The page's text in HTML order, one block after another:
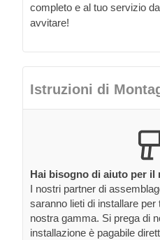
completo e al tuo servizio
avvitare!
Istruzioni di
Hai bisogno di aiuto per il
I nostri partner di
saranno lieti di installare
nostra gamma. Si prega di
installazione è pagabile